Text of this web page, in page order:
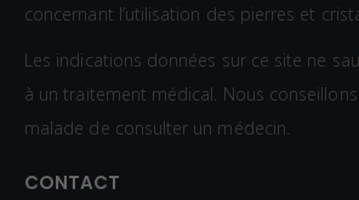
concernant l’utilisation des pierres et
Les indications données sur ce site ne
à un traitement médical. Nous
malade de consulter un médecin.
CONTACT